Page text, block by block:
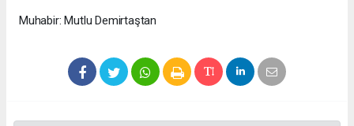
Muhabir: Mutlu Demirtaştan